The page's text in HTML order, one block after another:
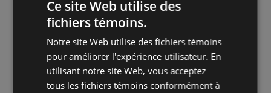
Combien :37 $ / VIP : 35 $
Genre d'évènement :Chanson
Aménagement de la salle :Plan cabaret
Ce site Web utilise des
fichiers témoins.
Notre site Web utilise des fichiers témoins
pour améliorer l'expérience utilisateur. En
utilisant notre site Web, vous acceptez
tous les fichiers témoins conformément à